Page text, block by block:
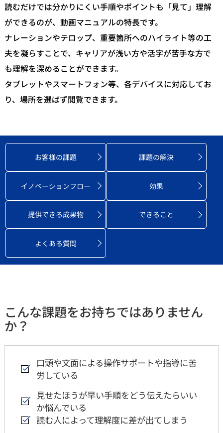
読むだけでは分かりにくい手順やポイントも「見て」理解
ができるのが、動画マニュアルの特長です。
ナレーションやテロップ、重要箇所へのハイライト等の工
夫を凝らすことで、キャリアが浅い方や活字が苦手な方で
も理解を深めることができます。
タブレットやスマートフォン等、各デバイスに対応してお
り、場所を選ばず閲覧できます。
お客様の課題 課題の解決
イノベーションフロー 効果
提供できる成果物 できること
よくある質問
こんな課題をお持ちではありません
か？
口頭や文面による操作サポートや指導に苦
労している
見せたほうが早い手順をどう伝えたらいい
か悩んでいる
読む人によって理解度に差が出てしまう